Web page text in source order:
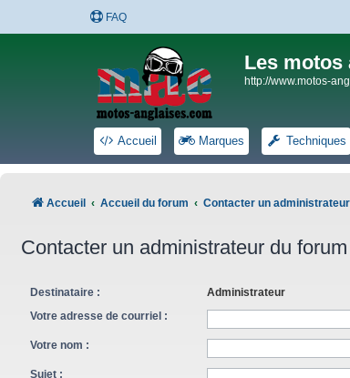
FAQ
Les motos
http://www.motos-
Accueil Marques Techniques
Accueil Accueil du forum Contacter un
Contacter un administrateur du forum
Destinataire :
Administrateur
Votre adresse de courriel :
Votre nom :
Sujet :